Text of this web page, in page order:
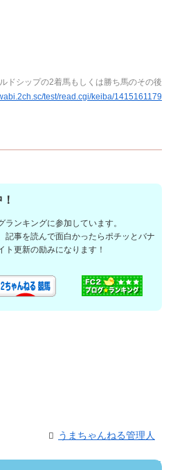
ドシップの2着馬もしくは勝ち馬のその後
test/read.cgi/keiba/1415161179
ンキングに参加しています。
記事を読んで面白かったらポチッとバナ
ト更新の励みになります！
うまちゃんねる管理人